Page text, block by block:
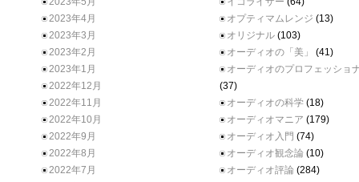
2023年4月
2023年3月
2023年2月
2023年1月
2022年12月
2022年11月
2022年10月
2022年9月
2022年8月
2022年7月
オプティマムレンジ (13)
オリジナル (103)
オーディオの「美」
(41)
オーディオのプロフェッショ
(37)
オーディオの科学 (18)
オーディオマニア (179)
オーディオ入門 (74)
オーディオ観念論 (10)
オーディオ評論 (284)